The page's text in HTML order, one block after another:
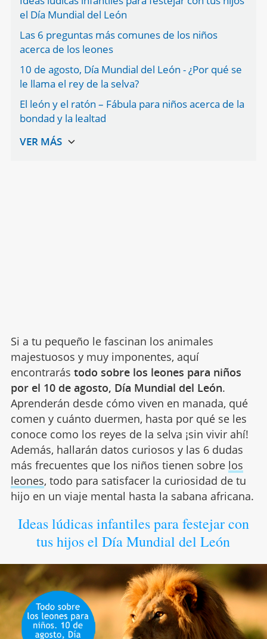
el Día Mundial del León
Las 6 preguntas más comunes de los niños
acerca de los leones
10 de agosto, Día Mundial del León - ¿Por qué se
le llama el rey de la selva?
El león y el ratón – Fábula para niños acerca de la
bondad y la lealtad
Si a tu pequeño le fascinan los animales
majestuosos y muy imponentes, aquí
encontrarás todo sobre los leones para niños
por el 10 de agosto, Día Mundial del León.
Aprenderán desde cómo viven en manada, qué
comen y cuánto duermen, hasta por qué se les
conoce como los reyes de la selva ¡sin vivir ahí!
Además, hallarán datos curiosos y las 6 dudas
más frecuentes que los niños tienen sobre los
leones, todo para satisfacer la curiosidad de tu
hijo en un viaje mental hasta la sabana africana.
Ideas lúdicas infantiles para festejar con
tus hijos el Día Mundial del León